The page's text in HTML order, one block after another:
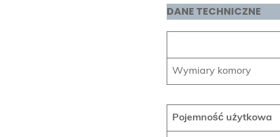
DANE TECHNICZNE
Wymiary komory
Pojemność użytkowa